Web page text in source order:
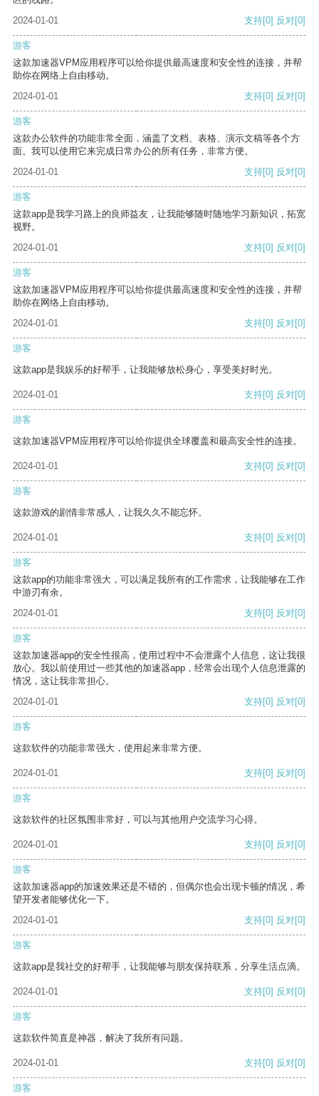
2024-01-01
支持[0] 反对[0]
游客
这款加速器VPM应用程序可以给你提供最高速度和安全性的连接，并帮
助你在网络上自由移动。
2024-01-01
支持[0] 反对[0]
游客
这款办公软件的功能非常全面，涵盖了文档、表格、演示文稿等各个方
面。我可以使用它来完成日常办公的所有任务，非常方便。
2024-01-01
支持[0] 反对[0]
游客
这款app是我学习路上的良师益友，让我能够随时随地学习新知识，拓宽
视野。
2024-01-01
支持[0] 反对[0]
游客
这款加速器VPM应用程序可以给你提供最高速度和安全性的连接，并帮
助你在网络上自由移动。
2024-01-01
支持[0] 反对[0]
游客
这款app是我娱乐的好帮手，让我能够放松身心，享受美好时光。
2024-01-01 支持[0] 反对[0]
游客
这款加速器VPM应用程序可以给你提供全球覆盖和最高安全性的连接。
2024-01-01 支持[0] 反对[0]
游客
这款游戏的剧情非常感人，让我久久不能忘怀。
2024-01-01 支持[0] 反对[0]
游客
这款app的功能非常强大，可以满足我所有的工作需求，让我能够在工作
中游刃有余。
2024-01-01
支持[0] 反对[0]
游客
这款加速器app的安全性很高，使用过程中不会泄露个人信息，这让我很
放心。我以前使用过一些其他的加速器app，经常会出现个人信息泄露的
情况，这让我非常担心。
2024-01-01
支持[0] 反对[0]
游客
这款软件的功能非常强大，使用起来非常方便。
2024-01-01 支持[0] 反对[0]
游客
这款软件的社区氛围非常好，可以与其他用户交流学习心得。
2024-01-01 支持[0] 反对[0]
游客
这款加速器app的加速效果还是不错的，但偶尔也会出现卡顿的情况，希
望开发者能够优化一下。
2024-01-01
支持[0] 反对[0]
游客
这款app是我社交的好帮手，让我能够与朋友保持联系，分享生活点滴。
2024-01-01 支持[0] 反对[0]
游客
这款软件简直是神器，解决了我所有问题。
2024-01-01 支持[0] 反对[0]
游客